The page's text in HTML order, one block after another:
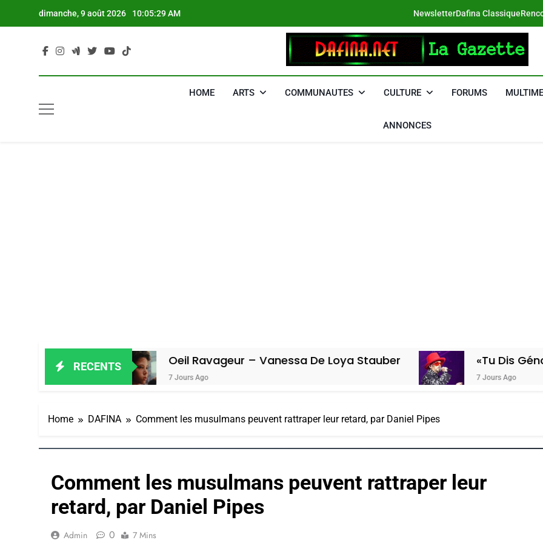
dimanche, 9 août 2026 10:05:30 AM NewsletterDafina Classique
DAFINA
HOME ARTS COMMUNAUTES CULTURE FORUMS
ANNONCES
RECENTSOeil Ravageur – Vanessa De Loya Stauber
7 Jours Ago
«Tu Dis Génocide, Je
7 Jours Ago
Home DAFINA Comment les musulmans peuvent rattraper leur retard, par Daniel Pipes
Comment les musulmans peuvent rattraper leur
retard, par Daniel Pipes
Admin 0 7 Mins